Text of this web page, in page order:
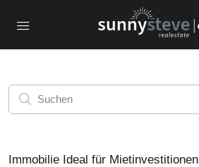
Immobilie Ideal für Mietinvestitionen